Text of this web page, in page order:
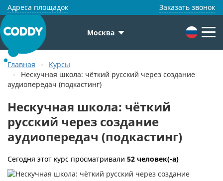
Адреса площадок Заказать звонок
Москва
Главная
Курсы
Нескучная школа: чёткий русский через создание
аудиопередач (подкастинг)
Нескучная школа: чёткий
русский через создание
аудиопередач (подкастинг)
Сегодня этот курс просматривали 52 человек(-а)